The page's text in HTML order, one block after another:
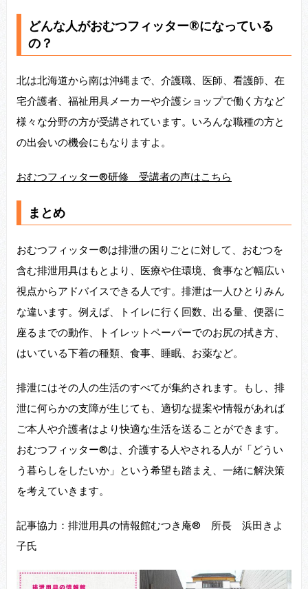
どんな人がおむつフィッター®になっている
の？
北は北海道から南は沖縄まで、介護職、医師、看護師、在
宅介護者、福祉用具メーカーや介護ショップで働く方など
様々な分野の方が受講されています。いろんな職種の方と
の出会いの機会にもなりますよ。
おむつフィッター®研修 受講者の声はこちら
まとめ
おむつフィッター®は排泄の困りごとに対して、おむつを
含む排泄用具はもとより、医療や住環境、食事など幅広い
視点からアドバイスできる人です。排泄は一人ひとりみん
な違います。例えば、トイレに行く回数、出る量、便器に
座るまでの動作、トイレットペーパーでのお尻の拭き方、
はいている下着の種類、食事、睡眠、お薬など。
排泄にはその人の生活のすべてが集約されます。もし、排
泄に何らかの支障が生じても、適切な提案や情報があれば
ご本人や介護者はより快適な生活を送ることができます。
おむつフィッター®は、介護する人やされる人が「どうい
う暮らしをしたいか」という希望も踏まえ、一緒に解決策
を考えていきます。
記事協力：排泄用具の情報館むつき庵® 所長 浜田きよ
子氏